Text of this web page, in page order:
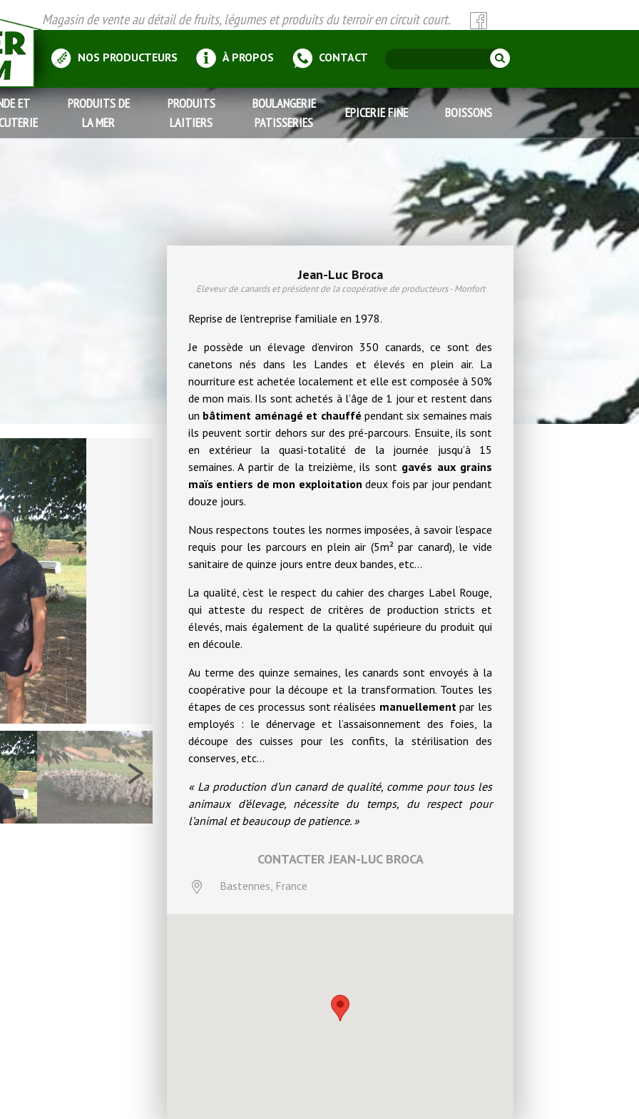
Magasin de vente au détail de fruits, légumes et produits du terroir en circuit court.
NOS PRODUCTEURS À PROPOS CONTACT
ET
PRODUITS DE
LA MER
PRODUITS
LAITIERS
BOULANGERIE
PATISSERIES
EPICERIE FINE BOISSONS
>
Jean-Luc Broca
Eleveur de canards et président de la coopérative de producteurs - Monfort
Reprise de l’entreprise familiale en 1978.
Je possède un élevage d’environ 350 canards, ce sont des
canetons nés dans les Landes et élevés en plein air. La
nourriture est achetée localement et elle est composée à 50%
de mon maïs. Ils sont achetés à l’âge de 1 jour et restent dans
un bâtiment aménagé et chauffé pendant six semaines mais
ils peuvent sortir dehors sur des pré-parcours. Ensuite, ils sont
en extérieur la quasi-totalité de la journée jusqu’à 15
semaines. A partir de la treizième, ils sont gavés aux grains
maïs entiers de mon exploitation deux fois par jour pendant
douze jours.
Nous respectons toutes les normes imposées, à savoir l’espace
requis pour les parcours en plein air (5m² par canard), le vide
sanitaire de quinze jours entre deux bandes, etc…
La qualité, c’est le respect du cahier des charges Label Rouge,
qui atteste du respect de critères de production stricts et
élevés, mais également de la qualité supérieure du produit qui
en découle.
Au terme des quinze semaines, les canards sont envoyés à la
coopérative pour la découpe et la transformation. Toutes les
étapes de ces processus sont réalisées manuellement par les
employés : le dénervage et l’assaisonnement des foies, la
découpe des cuisses pour les confits, la stérilisation des
conserves, etc…
« La production d’un canard de qualité, comme pour tous les
animaux d’élevage, nécessite du temps, du respect pour
l’animal et beaucoup de patience. »
CONTACTER JEAN-LUC BROCA
Bastennes, France